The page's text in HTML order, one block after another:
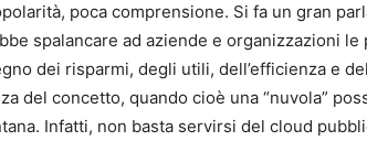
poca comprensione. Si fa un gran
spalancare ad aziende e organizzazioni
dei risparmi, degli utili, dell’efficienza e
del concetto, quando cioè una “nuvola”
Infatti, non basta servirsi del cloud